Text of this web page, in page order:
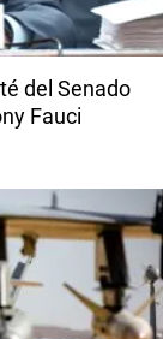
del Senado
Fauci